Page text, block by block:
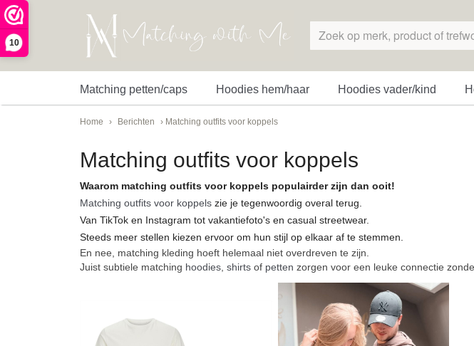
10
Matching petten/caps Hoodies hem/haar Hoodies vader/kind
Home › Berichten › Matching outfits voor koppels
Matching outfits voor koppels
Waarom matching outfits voor koppels populairder zijn dan ooit!
Matching outfits voor koppels zie je tegenwoordig overal terug.
Van TikTok en Instagram tot vakantiefoto's en casual streetwear.
Steeds meer stellen kiezen ervoor om hun stijl op elkaar af te stemmen.
En nee, matching kleding hoeft helemaal niet overdreven te zijn.
Juist subtiele matching hoodies shirts of petten zorgen voor een leuke connectie